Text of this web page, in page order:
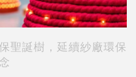
聖誕樹，延續紗廠環保